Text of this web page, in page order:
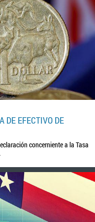
DE EFECTIVO DE
concerniente a la Tasa